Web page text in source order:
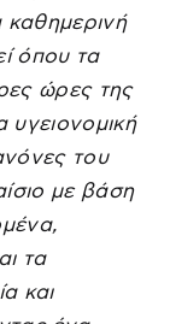
καθημερινή
όπου τα
ώρες της
του
με βάση
τα
και